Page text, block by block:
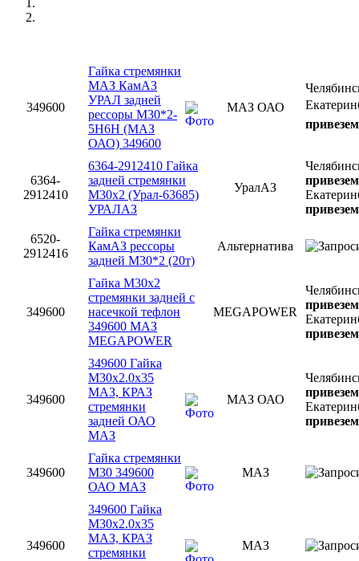
349600
Гайка стремянки
МАЗ КамАЗ
УРАЛ задней
рессоры М30*2-
5Н6Н (МАЗ
ОАО) 349600
МАЗ ОАО
6364-
2912410
6364-2912410 Гайка
задней стремянки
М30х2 (Урал-63685)
УРАЛАЗ
УралАЗ
6520-
2912416
Гайка стремянки
КамАЗ рессоры
задней М30*2 (20т)
Альтернатива
349600
Гайка М30х2
стремянки задней с
насечкой тефлон
349600 МАЗ
MEGAPOWER
MEGAPOWER
349600
349600 Гайка
М30х2.0х35
МАЗ, КРАЗ
стремянки
задней ОАО
МАЗ
МАЗ ОАО
349600
Гайка стремянки
М30 349600
ОАО МАЗ
МАЗ
349600
349600 Гайка
М30х2.0х35
МАЗ, КРАЗ
стремянки
МАЗ